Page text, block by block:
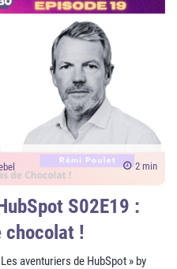
2 min
S02E19 :
chocolat !
aventuriers de HubSpot » by